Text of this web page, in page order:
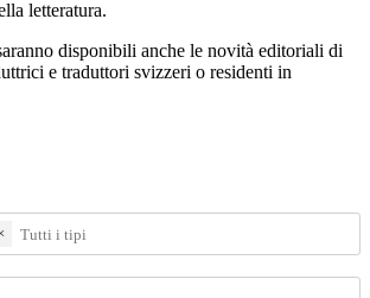
letteratura.
disponibili anche le novità editoriali di
e traduttori svizzeri o residenti in